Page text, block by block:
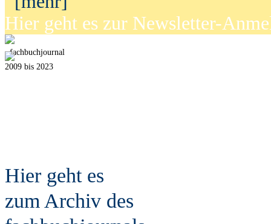
Hier geht es zur Newsletter-
fachbuchjournal
2009 bis 2023
Hier geht es
zum Archiv des